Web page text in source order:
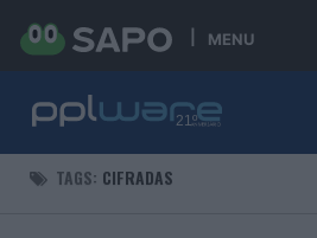
MENU
TAGS: CIFRADAS